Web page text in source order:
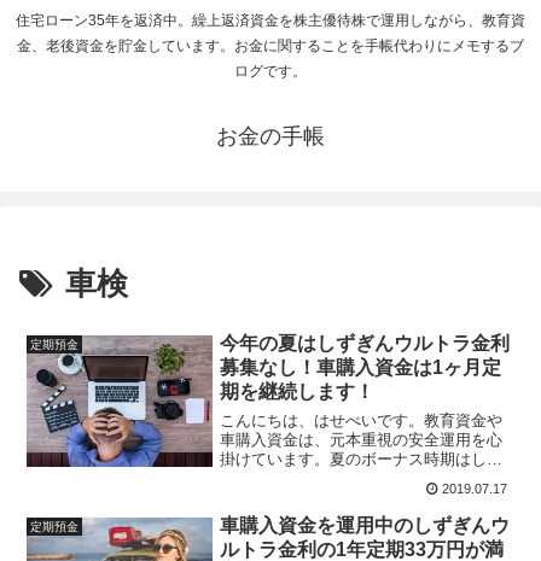
住宅ローン35年を返済中。繰上返済資金を株主優待株で運用しながら、教育資
金、老後資金を貯金しています。お金に関することを手帳代わりにメモするブ
ログです。
お金の手帳
車検
定期預金
今年の夏はしずぎんウルトラ金利
募集なし！車購入資金は1ヶ月定
期を継続します！
こんにちは、はせべいです。教育資金や
車購入資金は、元本重視の安全運用を心
掛けています。夏のボーナス時期はしず
ぎんインターネット支店のウルトラ金利
定期で運用していましたが、今回は実施
されないようです。前回車購入資金を運
用中のしずぎんウルトラ金...
2019.07.17
定期預金
車購入資金を運用中のしずぎんウ
ルトラ金利の1年定期33万円が満